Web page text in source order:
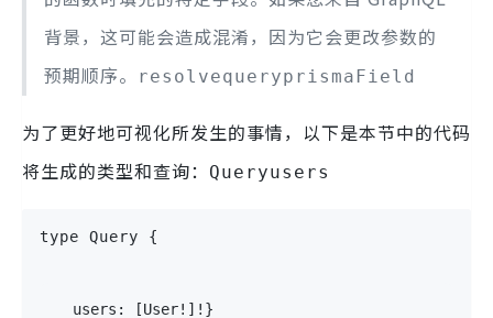
背景，这可能会造成混淆，因为它会更改参数的
预期顺序。
resolvequeryprismaField
为了更好地可视化所发生的事情，以下是本节中的代码
将生成的类型和查询：
Queryusers
type Query {
users : [User! ] ! }